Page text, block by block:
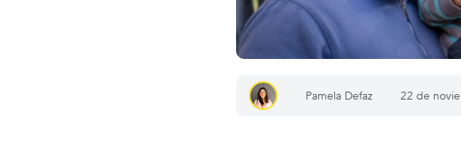
Pamela Defaz 22 de